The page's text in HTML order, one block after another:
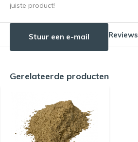
juiste product!
Stuur een e-mail Reviews
Gerelateerde producten